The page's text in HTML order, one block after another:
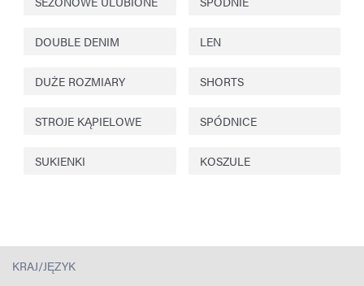
DOUBLE DENIM LEN
DUŻE ROZMIARY SHORTS
STROJE KĄPIELOWE SPÓDNICE
SUKIENKI KOSZULE
KRAJ/JĘZYK